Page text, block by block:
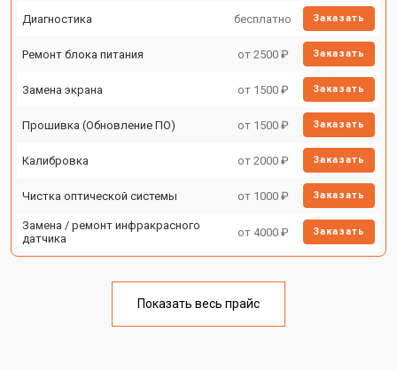
Диагностика бесплатно Заказать
Ремонт блока питания от 2500 ₽ Заказать
Замена экрана от 1500 ₽ Заказать
Прошивка (Обновление ПО) от 1500 ₽ Заказать
Калибровка от 2000 ₽ Заказать
Чистка оптической системы от 1000 ₽ Заказать
Замена / ремонт инфракрасного
датчика
от 4000 ₽ Заказать
Показать весь прайс